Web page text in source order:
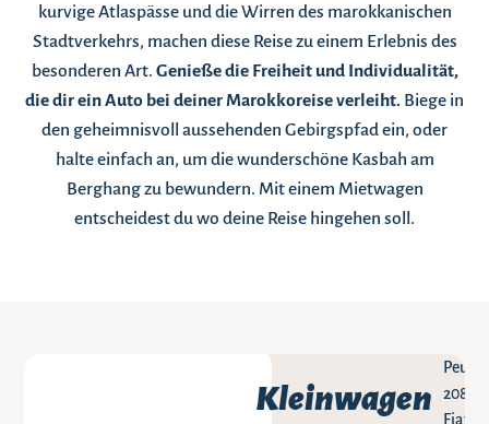
kurvige Atlaspässe und die Wirren des marokkanischen
Stadtverkehrs, machen diese Reise zu einem Erlebnis des
besonderen Art. Genieße die Freiheit und Individualität,
die dir ein Auto bei deiner Marokkoreise verleiht. Biege in
den geheimnisvoll aussehenden Gebirgspfad ein, oder
halte einfach an, um die wunderschöne Kasbah am
Berghang zu bewundern. Mit einem Mietwagen
entscheidest du wo deine Reise hingehen soll.
Kleinwagen
208,
Fiat